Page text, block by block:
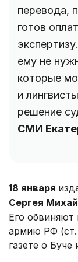
перевода,
готов
ему не
которые
и
решение
СМИ
18 января
Сергея
Его обвиняют
армию РФ (ст.
газете о